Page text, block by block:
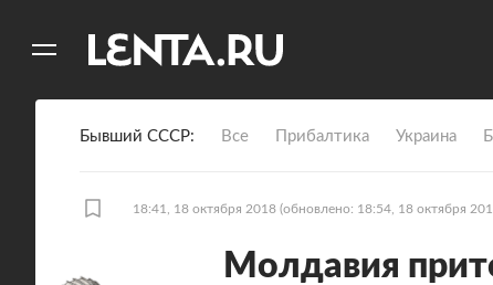
Бывший СССР Все Прибалтика Украина
18:41, 18 октября 2018 (обновлено: 18:54, 18 октября
Молдавия